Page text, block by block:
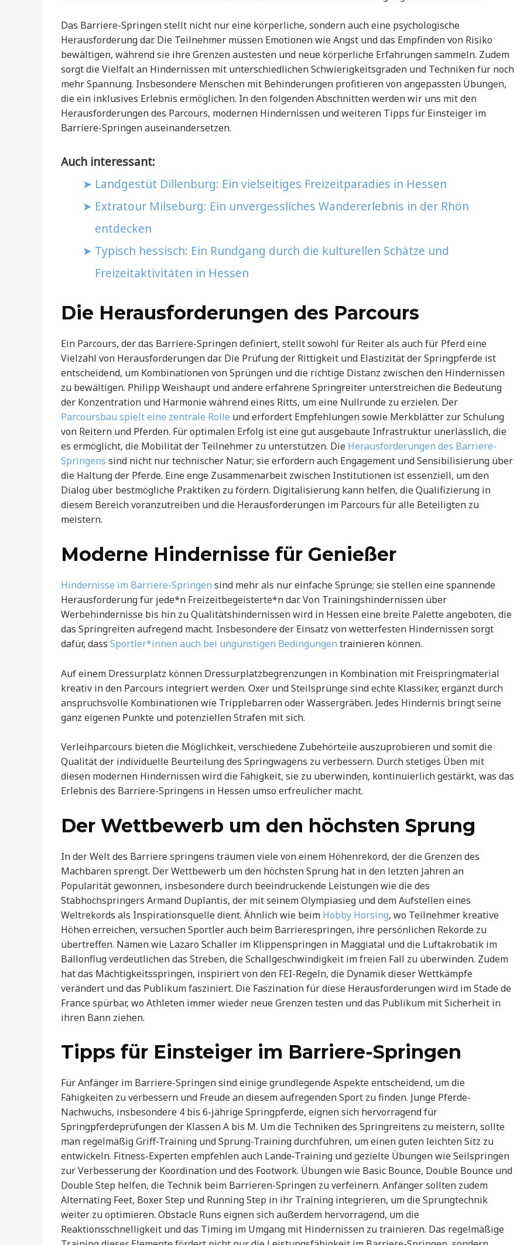
Das Barriere-Springen stellt nicht nur eine körperliche, sondern auch eine psychologische
Herausforderung dar. Die Teilnehmer müssen Emotionen wie Angst und das Empfinden von Risiko
bewältigen, während sie ihre Grenzen austesten und neue körperliche Erfahrungen sammeln. Zudem
sorgt die Vielfalt an Hindernissen mit unterschiedlichen Schwierigkeitsgraden und Techniken für noch
mehr Spannung. Insbesondere Menschen mit Behinderungen profitieren von angepassten Übungen,
die ein inklusives Erlebnis ermöglichen. In den folgenden Abschnitten werden wir uns mit den
Herausforderungen des Parcours, modernen Hindernissen und weiteren Tipps für Einsteiger im
Barriere-Springen auseinandersetzen.
Auch interessant:
Landgestüt Dillenburg: Ein vielseitiges Freizeitparadies in Hessen
Extratour Milseburg: Ein unvergessliches Wandererlebnis in der Rhön
entdecken
Typisch hessisch: Ein Rundgang durch die kulturellen Schätze und
Freizeitaktivitäten in Hessen
Die Herausforderungen des Parcours
Ein Parcours, der das Barriere-Springen definiert, stellt sowohl für Reiter als auch für Pferd eine
Vielzahl von Herausforderungen dar. Die Prüfung der Rittigkeit und Elastizität der Springpferde ist
entscheidend, um Kombinationen von Sprüngen und die richtige Distanz zwischen den Hindernissen
zu bewältigen. Philipp Weishaupt und andere erfahrene Springreiter unterstreichen die Bedeutung
der Konzentration und Harmonie während eines Ritts, um eine Nullrunde zu erzielen. Der
Parcoursbau spielt eine zentrale Rolle und erfordert Empfehlungen sowie Merkblätter zur Schulung
von Reitern und Pferden. Für optimalen Erfolg ist eine gut ausgebaute Infrastruktur unerlässlich, die
es ermöglicht, die Mobilität der Teilnehmer zu unterstützen. Die Herausforderungen des Barriere-
Springens sind nicht nur technischer Natur; sie erfordern auch Engagement und Sensibilisierung über
die Haltung der Pferde. Eine enge Zusammenarbeit zwischen Institutionen ist essenziell, um den
Dialog über bestmögliche Praktiken zu fördern. Digitalisierung kann helfen, die Qualifizierung in
diesem Bereich voranzutreiben und die Herausforderungen im Parcours für alle Beteiligten zu
meistern.
Moderne Hindernisse für Genießer
Hindernisse im Barriere-Springen sind mehr als nur einfache Sprünge; sie stellen eine spannende
Herausforderung für jede*n Freizeitbegeisterte*n dar. Von Trainingshindernissen über
Werbehindernisse bis hin zu Qualitätshindernissen wird in Hessen eine breite Palette angeboten, die
das Springreiten aufregend macht. Insbesondere der Einsatz von wetterfesten Hindernissen sorgt
dafür, dass Sportler*innen auch bei ungünstigen Bedingungen trainieren können.
Auf einem Dressurplatz können Dressurplatzbegrenzungen in Kombination mit Freispringmaterial
kreativ in den Parcours integriert werden. Oxer und Steilsprünge sind echte Klassiker, ergänzt durch
anspruchsvolle Kombinationen wie Tripplebarren oder Wassergräben. Jedes Hindernis bringt seine
ganz eigenen Punkte und potenziellen Strafen mit sich.
Verleihparcours bieten die Möglichkeit, verschiedene Zubehörteile auszuprobieren und somit die
Qualität der individuelle Beurteilung des Springwagens zu verbessern. Durch stetiges Üben mit
diesen modernen Hindernissen wird die Fähigkeit, sie zu überwinden, kontinuierlich gestärkt, was das
Erlebnis des Barriere-Springens in Hessen umso erfreulicher macht.
Der Wettbewerb um den höchsten Sprung
In der Welt des Barriere springens träumen viele von einem Höhenrekord, der die Grenzen des
Machbaren sprengt. Der Wettbewerb um den höchsten Sprung hat in den letzten Jahren an
Popularität gewonnen, insbesondere durch beeindruckende Leistungen wie die des
Stabhochspringers Armand Duplantis, der mit seinem Olympiasieg und dem Aufstellen eines
Weltrekords als Inspirationsquelle dient. Ähnlich wie beim Hobby Horsing, wo Teilnehmer kreative
Höhen erreichen, versuchen Sportler auch beim Barrierespringen, ihre persönlichen Rekorde zu
übertreffen. Namen wie Lazaro Schaller im Klippenspringen in Maggiatal und die Luftakrobatik im
Ballonflug verdeutlichen das Streben, die Schallgeschwindigkeit im freien Fall zu überwinden. Zudem
hat das Mächtigkeitsspringen, inspiriert von den FEI-Regeln, die Dynamik dieser Wettkämpfe
verändert und das Publikum fasziniert. Die Faszination für diese Herausforderungen wird im Stade de
France spürbar, wo Athleten immer wieder neue Grenzen testen und das Publikum mit Sicherheit in
ihren Bann ziehen.
Tipps für Einsteiger im Barriere-Springen
Für Anfänger im Barriere-Springen sind einige grundlegende Aspekte entscheidend, um die
Fähigkeiten zu verbessern und Freude an diesem aufregenden Sport zu finden. Junge Pferde-
Nachwuchs, insbesondere 4 bis 6-jährige Springpferde, eignen sich hervorragend für
Springpferdeprüfungen der Klassen A bis M. Um die Techniken des Springreitens zu meistern, sollte
man regelmäßig Griff-Training und Sprung-Training durchführen, um einen guten leichten Sitz zu
entwickeln. Fitness-Experten empfehlen auch Lande-Training und gezielte Übungen wie Seilspringen
zur Verbesserung der Koordination und des Footwork. Übungen wie Basic Bounce, Double Bounce und
Double Step helfen, die Technik beim Barrieren-Springen zu verfeinern. Anfänger sollten zudem
Alternating Feet, Boxer Step und Running Step in ihr Training integrieren, um die Sprungtechnik
weiter zu optimieren. Obstacle Runs eignen sich außerdem hervorragend, um die
Reaktionsschnelligkeit und das Timing im Umgang mit Hindernissen zu trainieren. Das regelmäßige